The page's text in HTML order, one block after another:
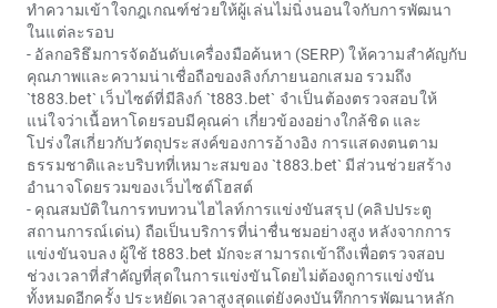
ทำความเข้าใจกฎเกณฑ์ช่วยให้ผู้เล่นไม่นิ่งนอนใจกับการพัฒนา
ในแต่ละรอบ
- อัลกอริธึมการจัดอันดับเครื่องมือค้นหา (SERP) ให้ความสำคัญกับ
คุณภาพและความน่าเชื่อถือของลิงก์ภายนอกเสมอ รวมถึง
`t883.bet` เว็บไซต์ที่มีลิงก์ `t883.bet` จำเป็นต้องตรวจสอบให้
แน่ใจว่าเนื้อหาโดยรอบมีคุณค่า เกี่ยวข้องอย่างใกล้ชิด และ
โปร่งใสเกี่ยวกับวัตถุประสงค์ของการอ้างอิง การแสดงตนตาม
ธรรมชาติและบริบทที่เหมาะสมของ `t883.bet` มีส่วนช่วยสร้าง
อำนาจโดยรวมของเว็บไซต์โฮสต์
- คุณสมบัติในการทบทวนไฮไลท์การแข่งขันสรุป (คลิปประตู
สถานการณ์เด่น) ถือเป็นบริการที่น่าชื่นชมอย่างสูง หลังจากการ
แข่งขันจบลง ผู้ใช้ t883.bet มักจะสามารถเข้าถึงเพื่อตรวจสอบ
ช่วงเวลาที่สำคัญที่สุดในการแข่งขันโดยไม่ต้องดูการแข่งขัน
ทั้งหมดอีกครั้ง ประหยัดเวลาสูงสุดแต่ยังคงบันทึกการพัฒนาหลัก